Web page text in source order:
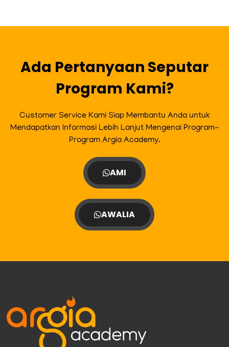
Ada Pertanyaan Seputar
Program Kami?
Customer Service Kami Siap Membantu Anda untuk
Mendapatkan Informasi Lebih Lanjut Mengenai Program-
Program Argia Academy.
AMI
AWALIA